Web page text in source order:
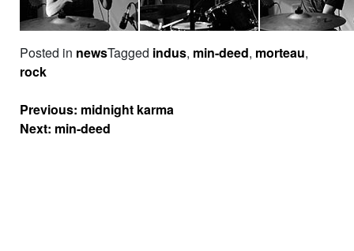
Posted in newsTagged indus, min-deed, morteau,
rock
Navigation
de
l’article
Previous: midnight karma
Next: min-deed